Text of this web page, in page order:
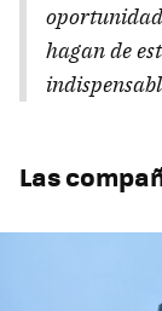
hagan de
Las